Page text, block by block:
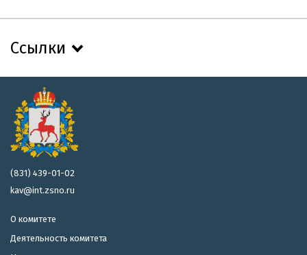
Ссылки
(831) 439-01-02
kav@int.zsno.ru
О комитете
Деятельность комитета